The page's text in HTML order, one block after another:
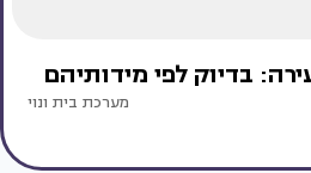
בדיוק לפי מידותיהם
מערכת בית ונוי